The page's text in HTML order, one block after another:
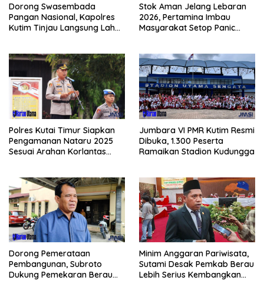
Dorong Swasembada
Pangan Nasional, Kapolres
Kutim Tinjau Langsung Lahan
Stok Aman Jelang Lebaran
2026, Pertamina Imbau
Masyarakat Setop Panic
Polres Kutai Timur Siapkan
Pengamanan Nataru 2025
Sesuai Arahan Korlantas
Jumbara VI PMR Kutim Resmi
Dibuka, 1.300 Peserta
Ramaikan Stadion Kudungga
Dorong Pemerataan
Pembangunan, Subroto
Dukung Pemekaran Berau
Minim Anggaran Pariwisata,
Sutami Desak Pemkab Berau
Lebih Serius Kembangkan